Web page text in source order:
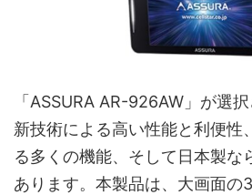
「ASSURA AR-926AW」が選
新技術による高い性能と利便性
る多くの機能、そして日本製な
あります。本製品は、大画面の